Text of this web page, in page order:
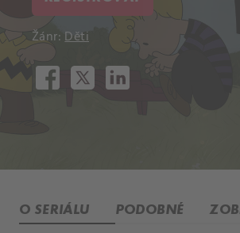
Žánr:Děti
O SERIÁLU PODOBNÉ